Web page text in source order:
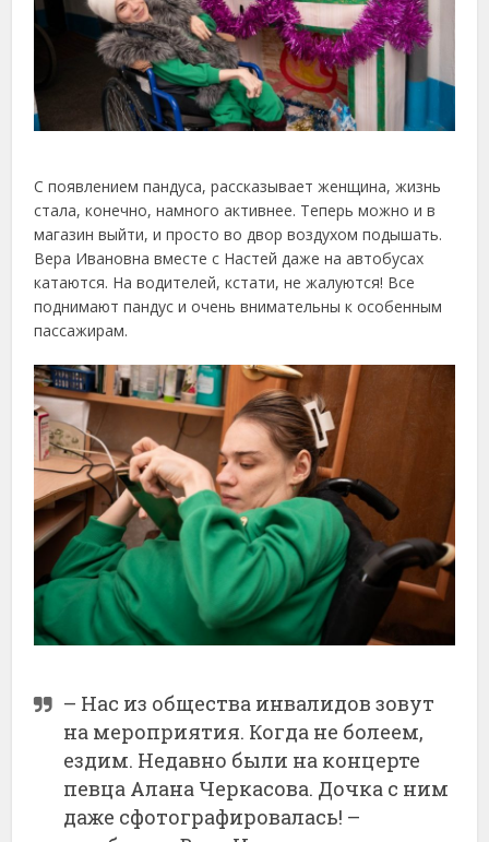
С появлением пандуса, рассказывает женщина, жизнь
стала, конечно, намного активнее. Теперь можно и в
магазин выйти, и просто во двор воздухом подышать.
Вера Ивановна вместе с Настей даже на автобусах
катаются. На водителей, кстати, не жалуются! Все
поднимают пандус и очень внимательны к особенным
пассажирам.
– Нас из общества инвалидов зовут
на мероприятия. Когда не болеем,
ездим. Недавно были на концерте
певца Алана Черкасова. Дочка с ним
даже сфотографировалась! –